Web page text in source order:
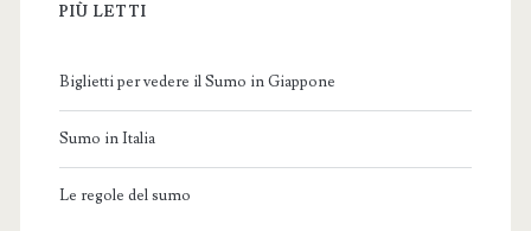
PIÙ LETTI
Biglietti per vedere il Sumo in Giappone
Sumo in Italia
Le regole del sumo